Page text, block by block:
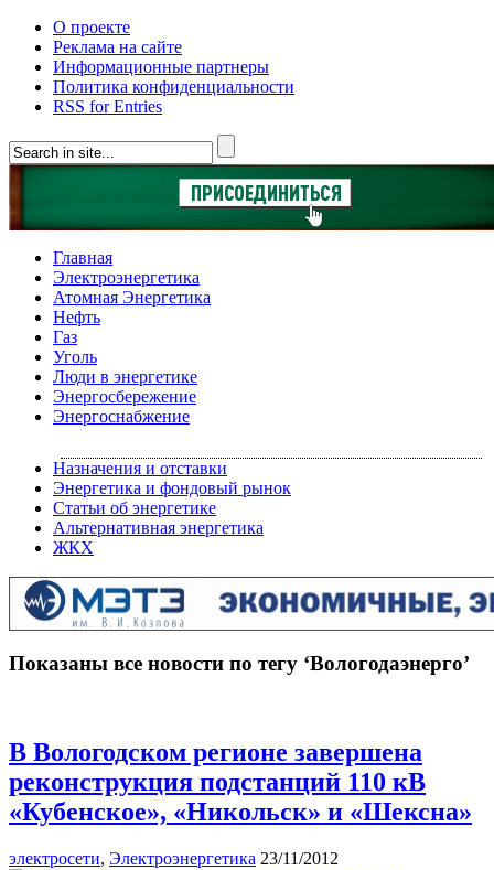
О проекте
Реклама на сайте
Информационные партнеры
Политика конфиденциальности
RSS for Entries
Главная
Электроэнергетика
Атомная Энергетика
Нефть
Газ
Уголь
Люди в энергетике
Энергосбережение
Энергоснабжение
Назначения и отставки
Энергетика и фондовый рынок
Статьи об энергетике
Альтернативная энергетика
ЖКХ
Показаны все новости по тегу ‘Вологодаэнерго’
В Вологодском регионе завершена
реконструкция подстанций 110 кВ
«Кубенское», «Никольск» и «Шексна»
электросети, Электроэнергетика 23/11/2012